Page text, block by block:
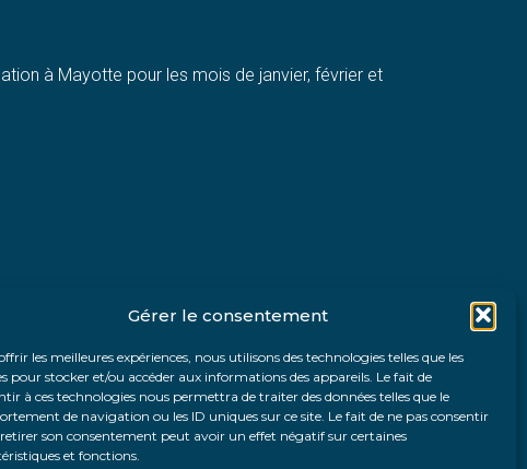
Gérer le consentement
les meilleures expériences, nous utilisons des technologies telles que les
pour stocker et/ou accéder aux informations des appareils. Le fait de
à ces technologies nous permettra de traiter des données telles que le
de navigation ou les ID uniques sur ce site. Le fait de ne pas consentir
son consentement peut avoir un effet négatif sur certaines
et fonctions.
à Mayotte pour les mois de janvier, février et